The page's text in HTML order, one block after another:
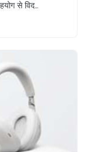
से विद…